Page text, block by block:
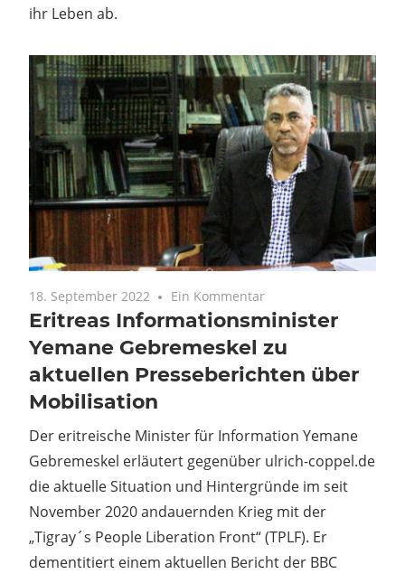
ihr Leben ab.
18. September 2022 Ein Kommentar
Eritreas Informationsminister
Yemane Gebremeskel zu
aktuellen Presseberichten über
Mobilisation
Der eritreische Minister für Information Yemane
Gebremeskel erläutert gegenüber ulrich-coppel.de
die aktuelle Situation und Hintergründe im seit
November 2020 andauernden Krieg mit der
„Tigray´s People Liberation Front“ (TPLF). Er
dementitiert einem aktuellen Bericht der BBC